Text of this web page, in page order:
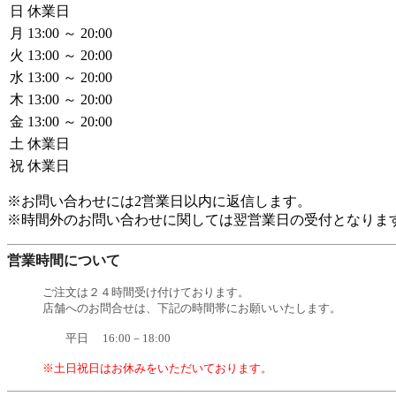
日 休業日
月 13:00 ～ 20:00
火 13:00 ～ 20:00
水 13:00 ～ 20:00
木 13:00 ～ 20:00
金 13:00 ～ 20:00
土 休業日
祝 休業日
※お問い合わせには2営業日以内に返信します。
※時間外のお問い合わせに関しては翌営業日の受付となりま
営業時間について
ご注文は２４時間受け付けております。
店舗へのお問合せは、下記の時間帯にお願いいたします。
平日 16:00－18:00
※土日祝日はお休みをいただいております。